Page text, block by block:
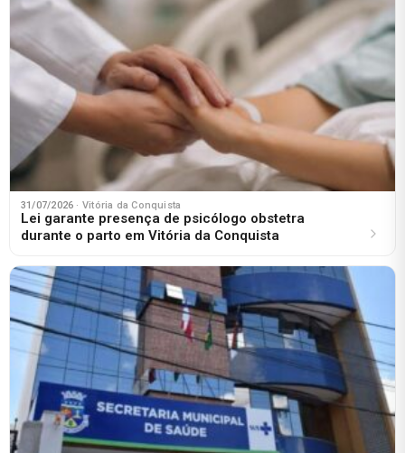
31/07/2026 · Vitória da Conquista
Lei garante presença de psicólogo obstetra
durante o parto em Vitória da Conquista